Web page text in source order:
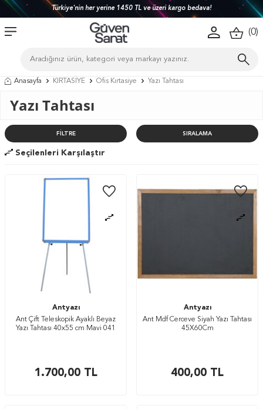
Türkiye'nin her yerine 1450 TL ve üzeri kargo bedava!
(0)
Anasayfa KIRTASİYE Ofis Kırtasiye Yazı Tahtası
Yazı Tahtası
FILTRE SIRALAMA
Seçilenleri Karşılaştır
Antyazı
Ant Çift Teleskopik Ayaklı Beyaz
Yazı Tahtası 40x55 cm Mavi 041
1.700,00TL
Antyazı
Ant Mdf Cerceve Siyah Yazı Tahtası
45X60Cm
400,00 TL